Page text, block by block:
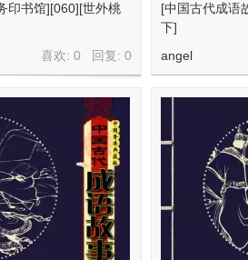
印书馆][060][世外桃
喜欢: 0 回复: 0
[中国古代成语
下]
angel